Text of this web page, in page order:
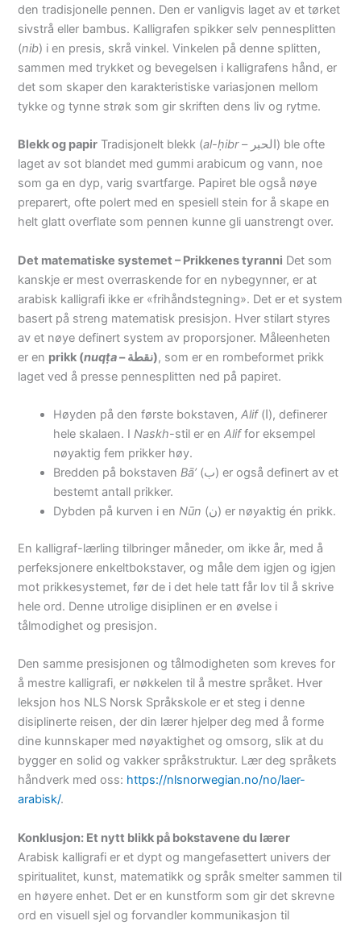
den tradisjonelle pennen. Den er vanligvis laget av et tørket
sivstrå eller bambus. Kalligrafen spikker selv pennesplitten
(nib) i en presis, skrå vinkel. Vinkelen på denne splitten,
sammen med trykket og bevegelsen i kalligrafens hånd, er
det som skaper den karakteristiske variasjonen mellom
tykke og tynne strøk som gir skriften dens liv og rytme.
Blekk og papir Tradisjonelt blekk (al-ḥibr– الحبر) ble ofte
laget av sot blandet med gummi arabicum og vann, noe
som ga en dyp, varig svartfarge. Papiret ble også nøye
preparert, ofte polert med en spesiell stein for å skape en
helt glatt overflate som pennen kunne gli uanstrengt over.
Det matematiske systemet – Prikkenes tyranni Det som
kanskje er mest overraskende for en nybegynner, er at
arabisk kalligrafi ikke er «frihåndstegning». Det er et system
basert på streng matematisk presisjon. Hver stilart styres
av et nøye definert system av proporsjoner. Måleenheten
er en prikk (nuqṭa – نقطة), som er en rombeformet prikk
laget ved å presse pennesplitten ned på papiret.
Høyden på den første bokstaven,Alif(ا), definerer
hele skalaen. INaskh-stil er enAliffor eksempel
nøyaktig fem prikker høy.
Bredden på bokstavenBā’ (ب) er også definert av et
bestemt antall prikker.
Dybden på kurven i enNūn (ن) er nøyaktig én prikk.
En kalligraf-lærling tilbringer måneder, om ikke år, med å
perfeksjonere enkeltbokstaver, og måle dem igjen og igjen
mot prikkesystemet, før de i det hele tatt får lov til å skrive
hele ord. Denne utrolige disiplinen er en øvelse i
tålmodighet og presisjon.
Den samme presisjonen og tålmodigheten som kreves for
å mestre kalligrafi, er nøkkelen til å mestre språket. Hver
leksjon hos NLS Norsk Språkskole er et steg i denne
disiplinerte reisen, der din lærer hjelper deg med å forme
dine kunnskaper med nøyaktighet og omsorg, slik at du
bygger en solid og vakker språkstruktur. Lær deg språkets
håndverk med oss: https://nlsnorwegian.no/no/laer-
arabisk/.
Konklusjon: Et nytt blikk på bokstavene du lærer
Arabisk kalligrafi er et dypt og mangefasettert univers der
spiritualitet, kunst, matematikk og språk smelter sammen til
en høyere enhet. Det er en kunstform som gir det skrevne
ord en visuell sjel og forvandler kommunikasjon til